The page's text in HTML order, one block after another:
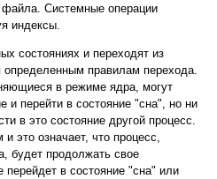
Системные операции
индексы.
состояниях и переходят из
определенным правилам перехода.
в режиме ядра, могут
и перейти в состояние "сна", но ни
в это состояние другой процесс.
это означает, что процесс,
будет продолжать свое
в состояние "сна" или